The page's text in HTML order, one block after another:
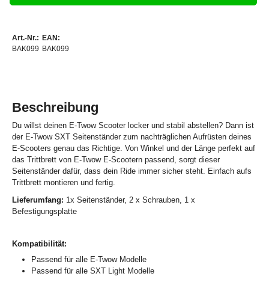
Art.-Nr.:
BAK099
EAN:
BAK099
Beschreibung
Du willst deinen E-Twow Scooter locker und stabil abstellen? Dann ist
der E-Twow SXT Seitenständer zum nachträglichen Aufrüsten deines
E-Scooters genau das Richtige. Von Winkel und der Länge perfekt auf
das Trittbrett von E-Twow E-Scootern passend, sorgt dieser
Seitenständer dafür, dass dein Ride immer sicher steht. Einfach aufs
Trittbrett montieren und fertig.
Lieferumfang: 1x Seitenständer, 2 x Schrauben, 1 x
Befestigungsplatte
Kompatibilität:
Passend für alle E-Twow Modelle
Passend für alle SXT Light Modelle